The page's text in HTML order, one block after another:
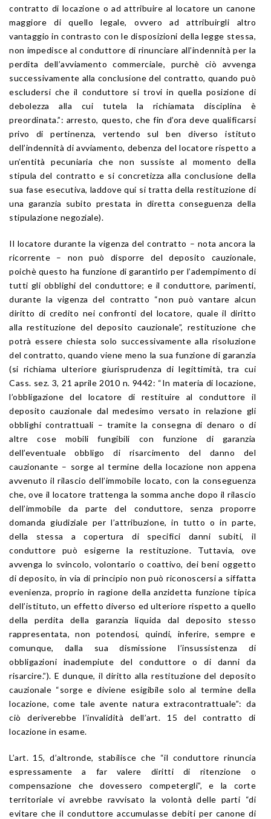
contratto di locazione o ad attribuire al locatore un canone
maggiore di quello legale, ovvero ad attribuirgli altro
vantaggio in contrasto con le disposizioni della legge stessa,
non impedisce al conduttore di rinunciare all’indennità per la
perdita dell’avviamento commerciale, purchè ciò avvenga
successivamente alla conclusione del contratto, quando può
escludersi che il conduttore si trovi in quella posizione di
debolezza alla cui tutela la richiamata disciplina è
preordinata.”: arresto, questo, che fin d’ora deve qualificarsi
privo di pertinenza, vertendo sul ben diverso istituto
dell’indennità di avviamento, debenza del locatore rispetto a
un’entità pecuniaria che non sussiste al momento della
stipula del contratto e si concretizza alla conclusione della
sua fase esecutiva, laddove qui si tratta della restituzione di
una garanzia subito prestata in diretta conseguenza della
stipulazione negoziale).
Il locatore durante la vigenza del contratto – nota ancora la
ricorrente – non può disporre del deposito cauzionale,
poichè questo ha funzione di garantirlo per l’adempimento di
tutti gli obblighi del conduttore; e il conduttore, parimenti,
durante la vigenza del contratto “non può vantare alcun
diritto di credito nei confronti del locatore, quale il diritto
alla restituzione del deposito cauzionale”, restituzione che
potrà essere chiesta solo successivamente alla risoluzione
del contratto, quando viene meno la sua funzione di garanzia
(si richiama ulteriore giurisprudenza di legittimità, tra cui
Cass. sez. 3, 21 aprile 2010 n. 9442: “In materia di locazione,
l’obbligazione del locatore di restituire al conduttore il
deposito cauzionale dal medesimo versato in relazione gli
obblighi contrattuali – tramite la consegna di denaro o di
altre cose mobili fungibili con funzione di garanzia
dell’eventuale obbligo di risarcimento del danno del
cauzionante – sorge al termine della locazione non appena
avvenuto il rilascio dell’immobile locato, con la conseguenza
che, ove il locatore trattenga la somma anche dopo il rilascio
dell’immobile da parte del conduttore, senza proporre
domanda giudiziale per l’attribuzione, in tutto o in parte,
della stessa a copertura di specifici danni subiti, il
conduttore può esigerne la restituzione. Tuttavia, ove
avvenga lo svincolo, volontario o coattivo, dei beni oggetto
di deposito, in via di principio non può riconoscersi a siffatta
evenienza, proprio in ragione della anzidetta funzione tipica
dell’istituto, un effetto diverso ed ulteriore rispetto a quello
della perdita della garanzia liquida dal deposito stesso
rappresentata, non potendosi, quindi, inferire, sempre e
comunque, dalla sua dismissione l’insussistenza di
obbligazioni inadempiute del conduttore o di danni da
risarcire.”). E dunque, il diritto alla restituzione del deposito
cauzionale “sorge e diviene esigibile solo al termine della
locazione, come tale avente natura extracontrattuale”: da
ciò deriverebbe l’invalidità dell’art. 15 del contratto di
locazione in esame.
L’art. 15, d’altronde, stabilisce che “il conduttore rinuncia
espressamente a far valere diritti di ritenzione o
compensazione che dovessero competergli”, e la corte
territoriale vi avrebbe ravvisato la volontà delle parti “di
evitare che il conduttore accumulasse debiti per canone di